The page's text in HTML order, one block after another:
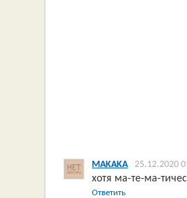
MAKAKA 25.12.2020
хотя ма-те-ма-
Ответить